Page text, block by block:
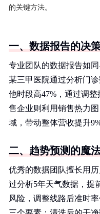
的关键方法。
一、数据报告的决
专业团队的数据报告如
某三甲医院通过分析门
他时段高47%，通过调
售企业则利用销售热力
域，带动整体营收提升9%
二、趋势预测的魔
优秀的数据团队擅长用
过分析5年天气数据，提
风险，调整线路后准时